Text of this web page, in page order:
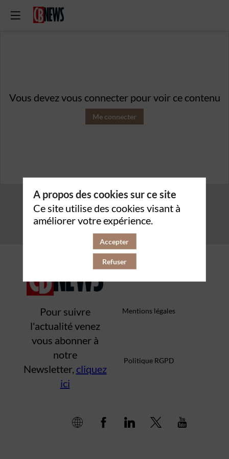
Vous devez vous connecter pour voir ce contenu
Me connecter
Pour suivre
l'actualité venez
vous abonner à
notre
Newsletter, cliquez
ici
Qui sommes-nous ?
Mentions légales
Politique RGPD
A propos des cookies sur ce site
Ce site utilise des cookies visant à
améliorer votre expérience.
Accepter
Refuser